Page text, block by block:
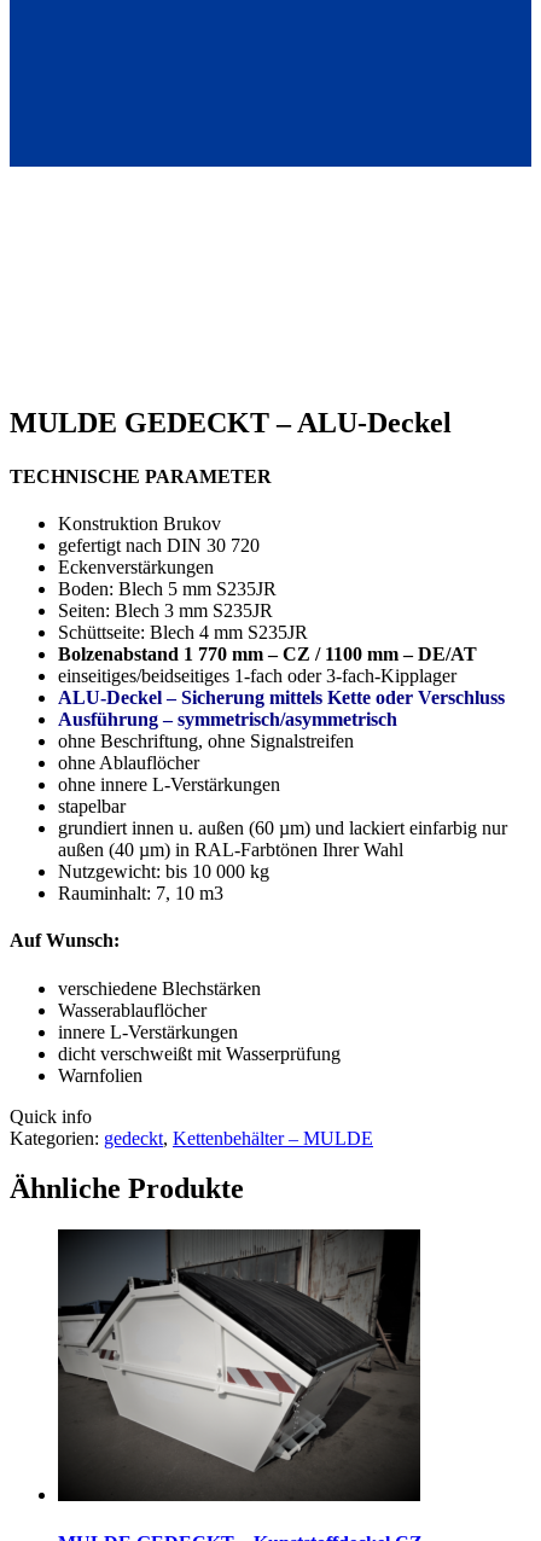
MULDE GEDECKT – ALU-Deckel
TECHNISCHE PARAMETER
Konstruktion Brukov
gefertigt nach DIN 30 720
Eckenverstärkungen
Boden: Blech 5 mm S235JR
Seiten: Blech 3 mm S235JR
Schüttseite: Blech 4 mm S235JR
Bolzenabstand 1 770 mm – CZ / 1100 mm – DE/AT
einseitiges/beidseitiges 1-fach oder 3-fach-Kipplager
ALU-Deckel – Sicherung mittels Kette oder Verschluss
Ausführung – symmetrisch/asymmetrisch
ohne Beschriftung, ohne Signalstreifen
ohne Ablauflöcher
ohne innere L-Verstärkungen
stapelbar
grundiert innen u. außen (60 µm) und lackiert einfarbig nur
außen (40 µm) in RAL-Farbtönen Ihrer Wahl
Nutzgewicht: bis 10 000 kg
Rauminhalt: 7, 10 m3
Auf Wunsch:
verschiedene Blechstärken
Wasserablauflöcher
innere L-Verstärkungen
dicht verschweißt mit Wasserprüfung
Warnfolien
Quick info
Kategorien: gedeckt, Kettenbehälter – MULDE
Ähnliche Produkte